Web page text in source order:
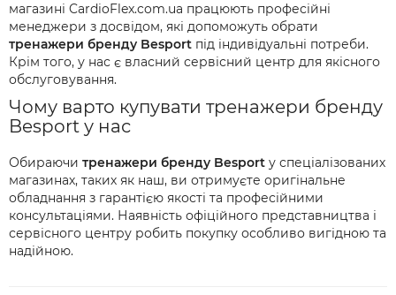
магазині CardioFlex.com.ua працюють професійні
менеджери з досвідом, які допоможуть обрати
тренажери бренду Besport під індивідуальні потреби.
Крім того, у нас є власний сервісний центр для якісного
обслуговування.
Чому варто купувати тренажери бренду
Besport у нас
Обираючи тренажери бренду Besport у спеціалізованих
магазинах, таких як наш, ви отримуєте оригінальне
обладнання з гарантією якості та професійними
консультаціями. Наявність офіційного представництва і
сервісного центру робить покупку особливо вигідною та
надійною.